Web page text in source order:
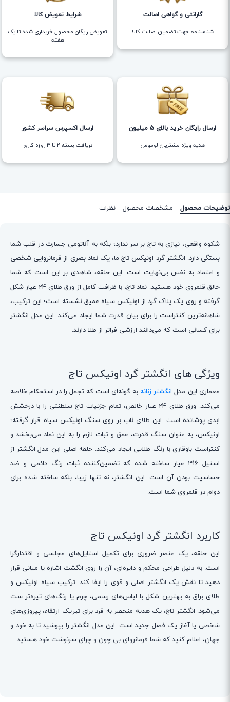
گارانتی و گواهی اصالت
شناسنامه جهت تضمین اصالت کالا
شرایط تعویض کالا
تعویض رایگان محصول خریداری شده تا یک
هفته
ارسال رایگان خرید بالای 5 میلیون
هدیه ویژه مشتریان لوموس
ارسال اکسپرس سراسر کشور
دریافت بسته ۲ تا ۳ روزه کاری
توضیحات محصول مشخصات محصول نظرات
شکوه واقعی، نیازی به تاج بر سر ندارد؛ بلکه به آناتومی جسارت در قلب شما
بستگی دارد. انگشتر گرد اونیکس تاج ما، یک نماد بصری از فرمانروایی شخصی
و اعتماد به نفس بی‌نهایت است. این حلقه، شاهدی بر این است که شما
خالق قلمروی خود هستید. نماد تاج، با ظرافت کامل از ورق طلای 24 عیار شکل
گرفته و روی یک پلاک گرد از اونیکس سیاه عمیق نشسته است؛ این ترکیب،
شاهانه‌ترین کنتراست را برای بیان قدرت شما ایجاد می‌کند. این مدل انگشتر
برای کسانی است که می‌دانند ارزشی فراتر از طلا دارند.
ویژگی های انگشتر گرد اونیکس تاج
معماری این مدل انگشتر زنانه به گونه‌ای است که تجمل را در استحکام خلاصه
می‌کند. ورق طلای 24 عیار خالص، تمام جزئیات تاج سلطنتی را با درخشش
ابدی پوشانده است. این طلای ناب بر روی سنگ اونیکس سیاه قرار گرفته؛
اونیکس، به عنوان سنگ قدرت، عمق و ثبات لازم را به این نماد می‌بخشد و
کنتراست باوقاری با رنگ طلایی ایجاد می‌کند. حلقه اصلی این مدل انگشتر از
استیل 316 عیار ساخته شده که تضمین‌کننده ثبات رنگ دائمی و ضد
حساسیت بودن آن است. این انگشتر، نه تنها زیبا، بلکه ساخته شده برای
دوام در قلمروی شما است.
کاربرد انگشتر گرد اونیکس تاج
این حلقه، یک عنصر ضروری برای تکمیل استایل‌های مجلسی و اقتدارگرا
است. به دلیل طراحی محکم و دایره‌ای، آن را روی انگشت اشاره یا میانی قرار
دهید تا نقش یک انگشتر اصلی و قوی را ایفا کند. ترکیب سیاه اونیکس و
طلای براق به بهترین شکل با لباس‌های رسمی، چرم یا رنگ‌های تیره‌تر ست
می‌شود. انگشتر تاج، یک هدیه منحصر به فرد برای تبریک ارتقاء، پیروزی‌های
شخصی یا آغاز یک فصل جدید است. این مدل انگشتر را بپوشید تا به خود و
جهان، اعلام کنید که شما فرمانروای بی چون و چرای سرنوشت خود هستید.